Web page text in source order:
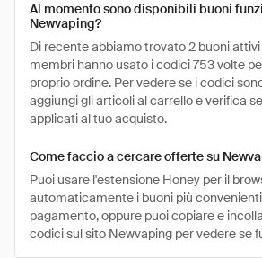
Al momento sono disponibili buoni
Newvaping?
Di recente abbiamo trovato 2 buoni attivi
membri hanno usato i codici 753 volte
proprio ordine. Per vedere se i codici
aggiungi gli articoli al carrello e verifica
applicati al tuo acquisto.
Come faccio a cercare offerte su
Puoi usare l'estensione Honey per il
automaticamente i buoni più
pagamento, oppure puoi copiare e
codici sul sito Newvaping per vedere se